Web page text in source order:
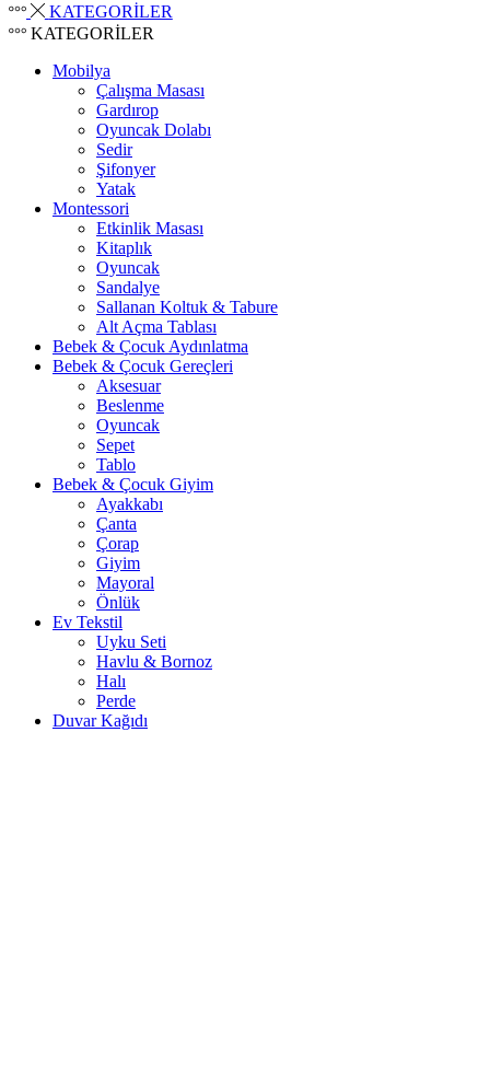
KATEGORİLER
KATEGORİLER
Mobilya
Çalışma Masası
Gardırop
⁠Oyuncak Dolabı
Sedir
Şifonyer
Yatak
Montessori
Etkinlik Masası
Kitaplık
Oyuncak
Sandalye
Sallanan Koltuk & Tabure
Alt Açma Tablası
Bebek & Çocuk Aydınlatma
Bebek & Çocuk Gereçleri
Aksesuar
Beslenme
Oyuncak
Sepet
Tablo
Bebek & Çocuk Giyim
Ayakkabı
Çanta
Çorap
Giyim
Mayoral
Önlük
Ev Tekstil
Uyku Seti
Havlu & Bornoz
Halı
Perde
Duvar Kağıdı